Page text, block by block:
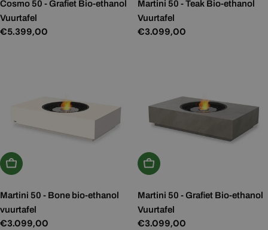
Cosmo 50 - Grafiet Bio-ethanol
Vuurtafel
Normale
€5.399,00
Martini 50 - Teak Bio-ethanol
Vuurtafel
Normale
€3.099,00
Kies Opties
Martini 50 - Bone bio-ethanol
vuurtafel
Normale
€3.099,00
Kies Opties
Martini 50 - Grafiet Bio-ethanol
Vuurtafel
Normale
€3.099,00